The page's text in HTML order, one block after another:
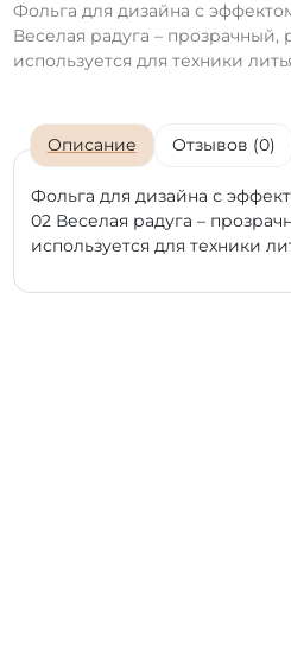
Фольга для дизайна с
Веселая радуга –
используется для техники
Описание Отзывов (0)
Фольга для дизайна с
02 Веселая радуга –
используется для техники